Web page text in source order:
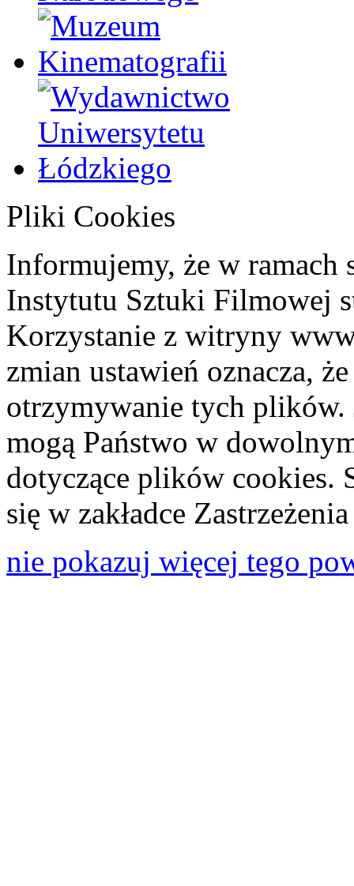
Pliki Cookies
Informujemy, że w ramach
Instytutu Sztuki Filmowej
Korzystanie z witryny
zmian ustawień oznacza,
otrzymywanie tych plików.
mogą Państwo w
dotyczące plików cookies.
się w zakładce
nie pokazuj więcej tego